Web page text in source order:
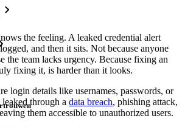
the feeling. A leaked credential alert
and then it sits. Not because anyone
the team lacks urgency. Because fixing an
fixing it, is harder than it looks.
login details like usernames, passwords, or
through a data breach, phishing attack,
them accessible to unauthorized users.